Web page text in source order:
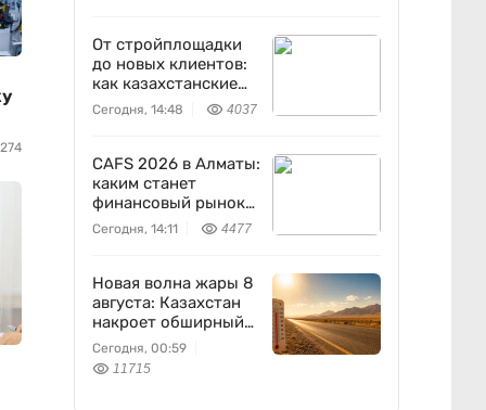
От стройплощадки
до новых клиентов:
как казахстанские
строители
Сегодня, 14:48 4037
CAFS 2026 в Алматы:
каким станет
финансовый рынок
через 10 лет
Сегодня, 14:11 4477
Новая волна жары 8
августа: Казахстан
накроет обширный
антициклон
Сегодня, 00:59
11715